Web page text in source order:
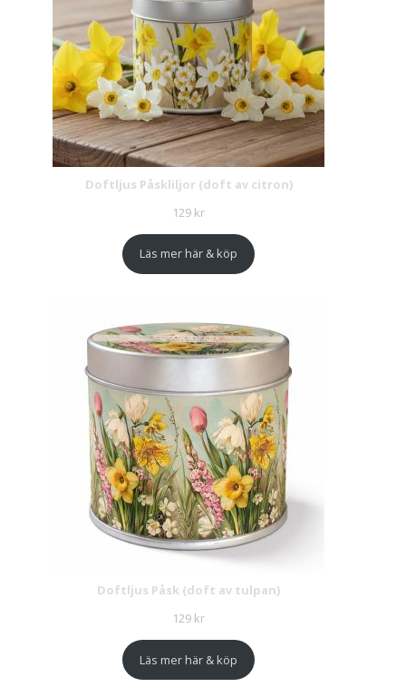
Doftljus Påskliljor (doft av citron)
129 kr
Läs mer här & köp
Doftljus Påsk (doft av tulpan)
129 kr
Läs mer här & köp